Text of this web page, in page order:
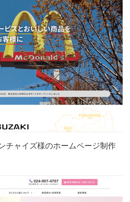
チャイズ様のホームページ制作